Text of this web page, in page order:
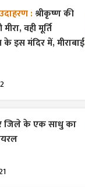
:श्रीकृष्ण की
वही मूर्ति
के इस मंदिर में, मीराबाई
जिले के एक साधु का